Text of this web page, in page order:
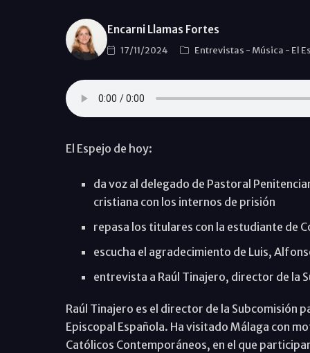
Encarni Llamas Fortes
17/11/2024 Entrevistas - Música - El
El Espejo de hoy:
da voz al delegado de Pastoral
cristiana con los internos de prisión
repasa los titulares con la estudiante de
escucha el agradecimiento de Luis,
entrevista a Raúl Tinajero, director de la
Raúl Tinajero es el director de la Subcomisión
Episcopal Española. Ha visitado Málaga con
Católicos Contemporáneos, en el que